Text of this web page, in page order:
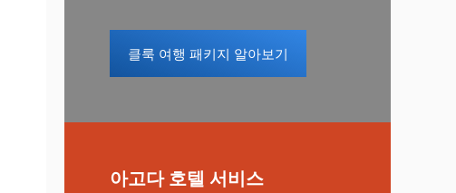
클룩 여행 패키지 알아보기
아고다 호텔 서비스